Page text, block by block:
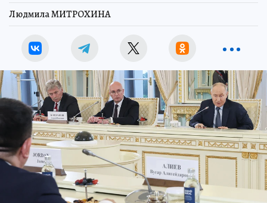
Людмила МИТРОХИНА